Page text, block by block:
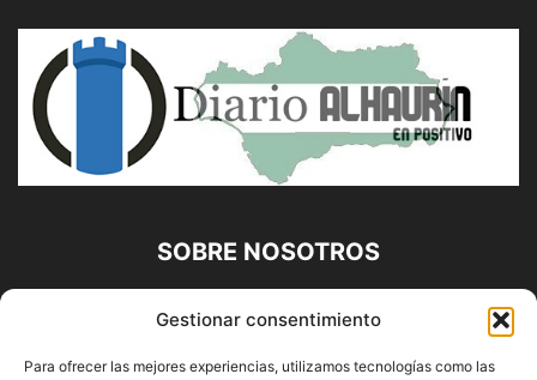
Gestionar consentimiento
Para ofrecer las mejores experiencias, utilizamos tecnologías como las
SOBRE NOSOTROS
Diario Alhaurín (www.alhaurindelatorre.com) Propiedad de
Francisco E. López López | 639 95 71 95 | Noticias de
Alhaurín de la Torre, Málaga y Provincia|